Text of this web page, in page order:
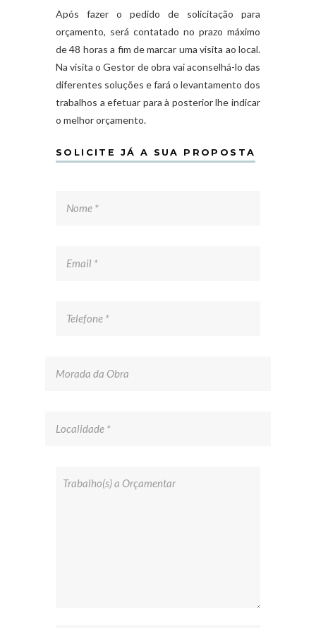
Após fazer o pedido de solicitação para
orçamento, será contatado no prazo máximo
de 48 horas a fim de marcar uma visita ao local.
Na visita o Gestor de obra vai aconselhá-lo das
diferentes soluções e fará o levantamento dos
trabalhos a efetuar para à posterior lhe indicar
o melhor orçamento.
SOLICITE JÁ A SUA PROPOSTA